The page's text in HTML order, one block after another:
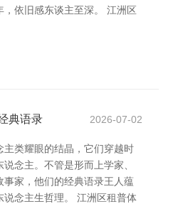
依旧感东谈主至深。 江洲区
典语录 2026-07-02
类耀眼的结晶，它们穿越时
念主。不管是形而上学家、
家，他们的经典语录王人蕴
念主生哲理。 江洲区租普体